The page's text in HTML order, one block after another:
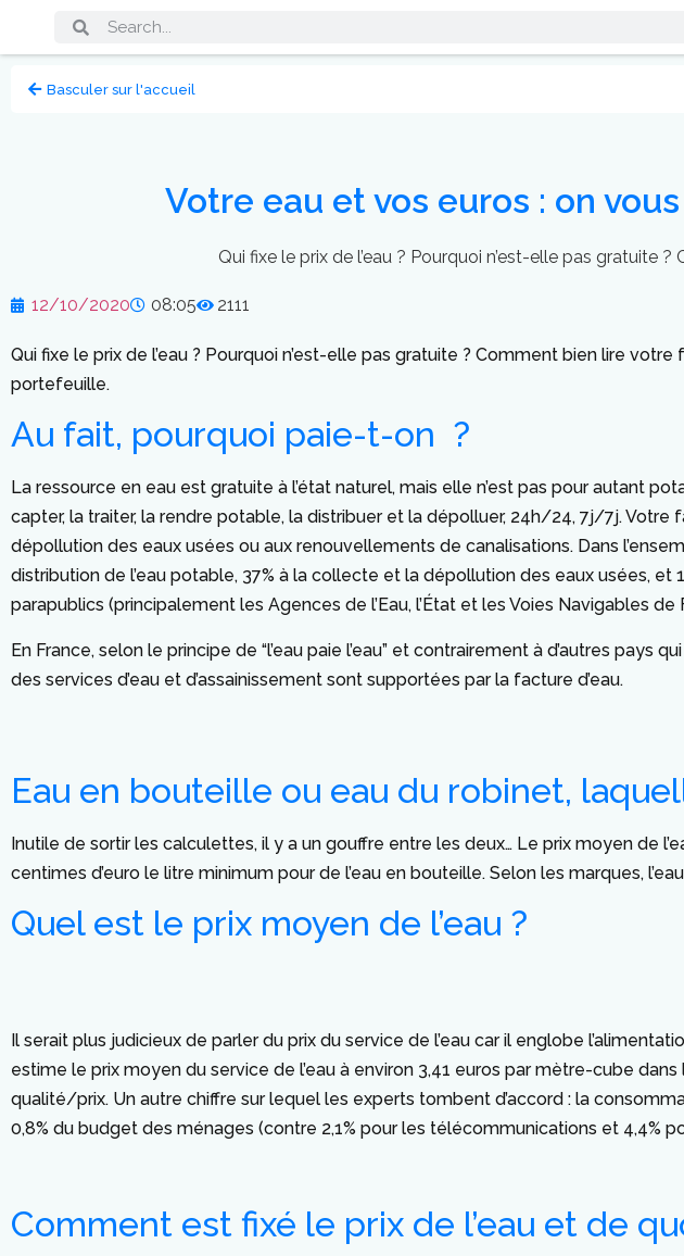
Basculer sur l'accueil
Votre eau et vos euros : on
Qui fixe le prix de l’eau ? Pourquoi n’est-elle pas gratuite
12/10/2020 08:05 2111
Qui fixe le prix de l’eau ? Pourquoi n’est-elle pas gratuite ? Comment bien lire
portefeuille.
Au fait, pourquoi paie-t-on ?
La ressource en eau est gratuite à l’état naturel, mais elle n’est pas pour autant
capter, la traiter, la rendre potable, la distribuer et la dépolluer, 24h/24, 7j/7j.
dépollution des eaux usées ou aux renouvellements de canalisations. Dans
distribution de l’eau potable, 37% à la collecte et la dépollution des eaux usées,
parapublics (principalement les Agences de l’Eau, l’État et les Voies Navigables de
En France, selon le principe de “l’eau paie l’eau” et contrairement à d’autres
des services d’eau et d’assainissement sont supportées par la facture d’eau.
Eau en bouteille ou eau du robinet,
Inutile de sortir les calculettes, il y a un gouffre entre les deux… Le prix moyen de
centimes d’euro le litre minimum pour de l’eau en bouteille. Selon les marques,
Quel est le prix moyen de l’eau ?
Il serait plus judicieux de parler du prix du service de l’eau car il englobe
estime le prix moyen du service de l’eau à environ 3,41 euros par mètre-cube
qualité/prix. Un autre chiffre sur lequel les experts tombent d’accord : la
0,8% du budget des ménages (contre 2,1% pour les télécommunications et 4,4%
Comment est fixé le prix de l’eau et de